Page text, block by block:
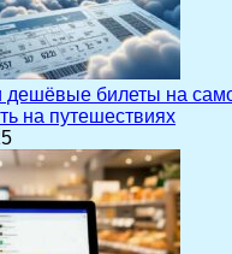
дешёвые билеты на
на путешествиях